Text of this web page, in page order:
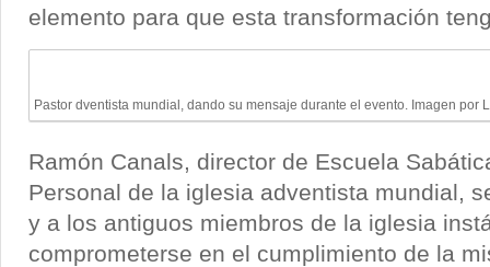
elemento para que esta transformación
Pastor dventista mundial, dando su mensaje durante el evento. Imagen por
Ramón Canals, director de Escuela
Personal de la iglesia adventista mundial,
y a los antiguos miembros de la iglesia
comprometerse en el cumplimiento de la